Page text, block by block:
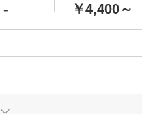
- ￥4,400～